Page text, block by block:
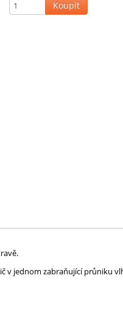
v jednom zabraňující průniku